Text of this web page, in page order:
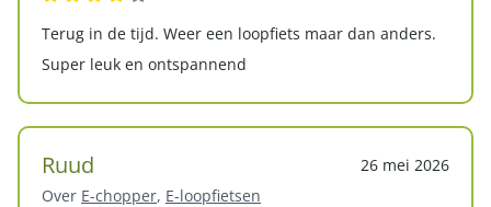
Terug in de tijd. Weer een loopfiets maar dan anders.
Super leuk en ontspannend
Ruud
26 mei 2026
Over E-chopper, E-loopfietsen